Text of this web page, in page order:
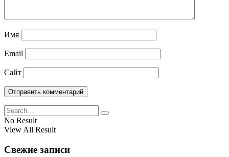
Имя
Email
Сайт
No Result
View All Result
Свежие записи